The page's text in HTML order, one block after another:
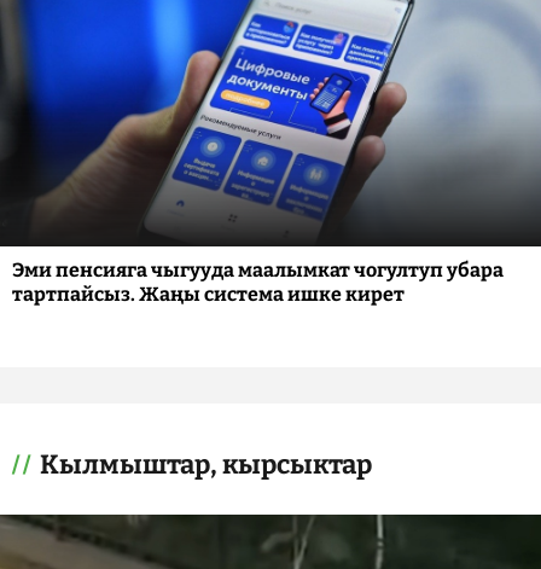
Эми пенсияга чыгууда маалымкат чогултуп убара
тартпайсыз. Жаңы система ишке кирет
Кылмыштар, кырсыктар